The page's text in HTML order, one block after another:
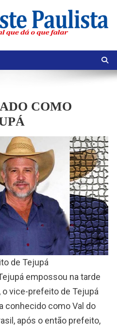
COMO
de Tejupá
empossou na tarde
vice-prefeito de Tejupá
conhecido como Val do
após o então prefeito,